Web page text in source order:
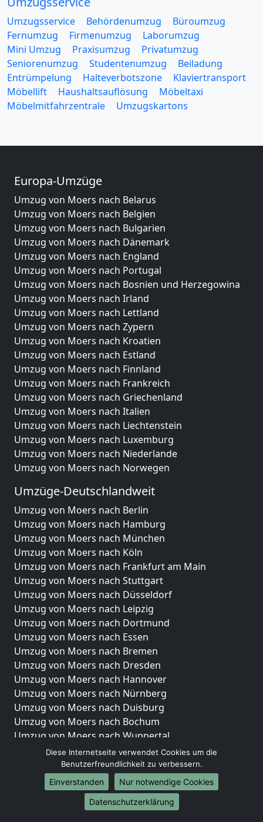
Umzugsservice Behördenumzug
Büroumzug
Fernumzug
Firmenumzug
Laborumzug
Mini Umzug
Praxisumzug
Privatumzug
Seniorenumzug
Studentenumzug
Beiladung
Entrümpelung
Halteverbotszone
Klaviertransport
Möbellift
Haushaltsauflösung
Möbeltaxi
Möbelmitfahrzentrale
Umzugskartons
Europa-Umzüge
Umzug von Moers nach Belarus
Umzug von Moers nach Belgien
Umzug von Moers nach Bulgarien
Umzug von Moers nach Dänemark
Umzug von Moers nach England
Umzug von Moers nach Portugal
Umzug von Moers nach Bosnien und Herzegowina
Umzug von Moers nach Irland
Umzug von Moers nach Lettland
Umzug von Moers nach Zypern
Umzug von Moers nach Kroatien
Umzug von Moers nach Estland
Umzug von Moers nach Finnland
Umzug von Moers nach Frankreich
Umzug von Moers nach Griechenland
Umzug von Moers nach Italien
Umzug von Moers nach Liechtenstein
Umzug von Moers nach Luxemburg
Umzug von Moers nach Niederlande
Umzug von Moers nach Norwegen
Umzüge-Deutschlandweit
Umzug von Moers nach Berlin
Umzug von Moers nach Hamburg
Umzug von Moers nach München
Umzug von Moers nach Köln
Umzug von Moers nach Frankfurt am Main
Umzug von Moers nach Stuttgart
Umzug von Moers nach Düsseldorf
Umzug von Moers nach Leipzig
Umzug von Moers nach Dortmund
Umzug von Moers nach Essen
Umzug von Moers nach Bremen
Umzug von Moers nach Dresden
Umzug von Moers nach Hannover
Umzug von Moers nach Nürnberg
Umzug von Moers nach Duisburg
Umzug von Moers nach Bochum
Umzug von Moers nach Wuppertal
Umzug von Moers nach Bielefeld
Umzug von Moers nach Bonn
Umzug von Moers nach Münster
Internationale-Umzüge
Diese Internetseite verwendet Cookies um die
Benutzerfreundlichkeit zu verbessern.
Einverstanden
Nur notwendige Cookies
Datenschutzerklärung